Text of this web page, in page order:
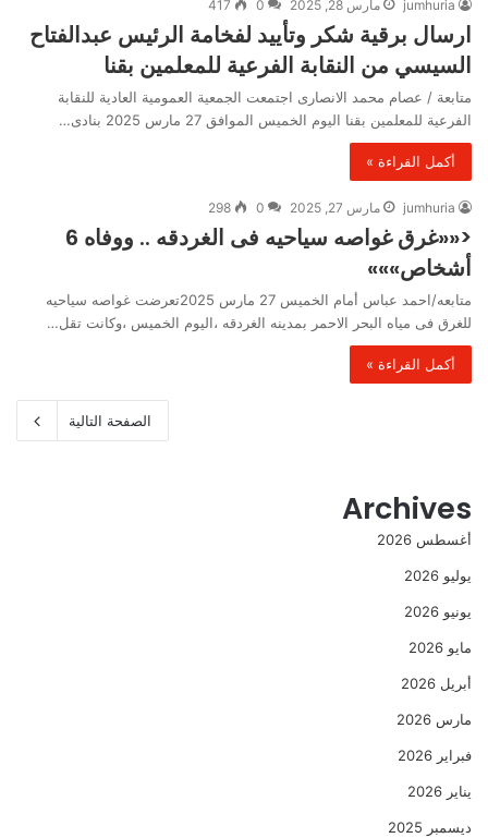
jumhuria مارس 28, 2025 0
417
ارسال برقية شكر وتأييد لفخامة الرئيس عبدالفتاح
السيسي من النقابة الفرعية للمعلمين بقنا
متابعة / عصام محمد الانصارى اجتمعت الجمعية العمومية العادية للنقابة
الفرعية للمعلمين بقنا اليوم الخميس الموافق 27 مارس 2025 بنادى…
أكمل القراءة »
jumhuria مارس 27, 2025 0
298
<««غرق غواصه سياحيه فى الغردقه .. ووفاه 6
أشخاص»»»
متابعه/احمد عباس أمام الخميس 27 مارس 2025تعرضت غواصه سياحيه
للغرق فى مياه البحر الاحمر بمدينه الغردقه ،اليوم الخميس ،وكانت تقل…
أكمل القراءة »
الصفحة التالية
Archives
أغسطس 2026
يوليو 2026
يونيو 2026
مايو 2026
أبريل 2026
مارس 2026
فبراير 2026
يناير 2026
ديسمبر 2025